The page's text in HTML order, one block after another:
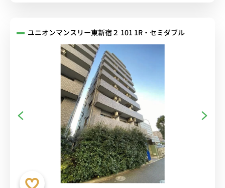
ユニオンマンスリー東新宿２ 101 1R・セミダブル